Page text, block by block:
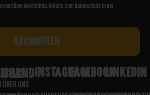
über Mailchimp. Details zum Datenschutz in der
BRAND
ÜBER UNS
INSTAGRAMFACEBOOKLINKEDIN